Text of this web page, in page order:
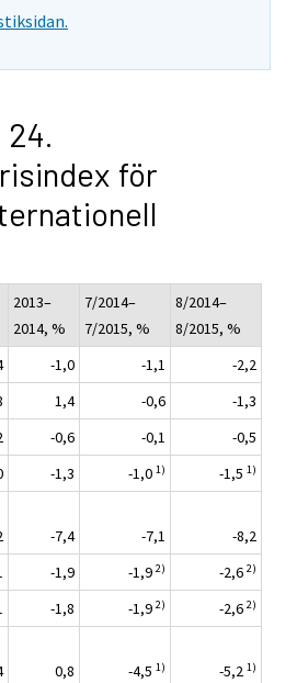
för
2013–
2014, %
7/2014–
7/2015, %
8/2014–
8/2015, %
-1,0 -1,1
-2,2
1,4 -0,6
-1,3
-0,6 -0,1
-0,5
-1,3 -1,0 1) -1,5 1)
-7,4 -7,1
-8,2
-1,9 -1,9 2) -2,6 2)
-1,8 -1,9 2) -2,6 2)
0,8 -4,5 1) -5,2 1)